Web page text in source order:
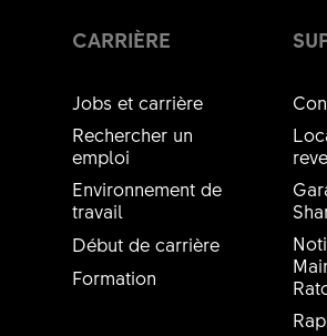
CARRIÈRE
Jobs et carrière
Rechercher un
emploi
Environnement de
travail
Début de carrière
Formation